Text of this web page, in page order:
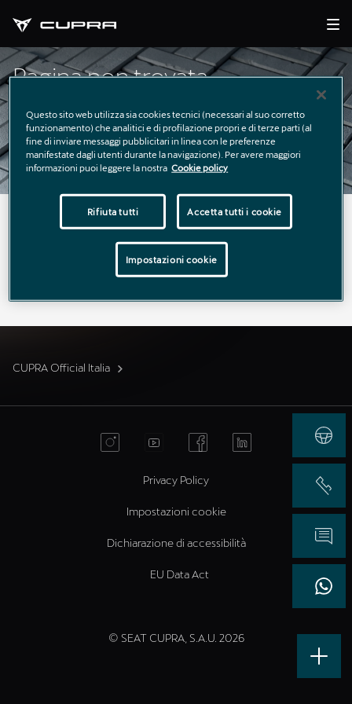
Pagina non trovata
La pagina richiesta non è stata trovata.
Puoi continuare a esplorare il sito usando il menù di
navigazione qui sopra.
CUPRA Official Italia
Privacy Policy
Impostazioni cookie
Dichiarazione di accessibilità
EU Data Act
© SEAT CUPRA, S.A.U. 2026
Questo sito web utilizza sia cookies tecnici (necessari al suo corretto
funzionamento) che analitici e di profilazione propri e di terze parti (al
fine di inviare messaggi pubblicitari in linea con le preferenze
manifestate dagli utenti durante la navigazione). Per avere maggiori
informazioni puoi leggere la nostra Cookie policy
Rifiuta tutti Accetta tutti i cookie
Impostazioni cookie